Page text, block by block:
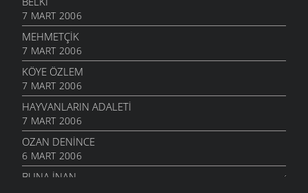
7 MART 2006
MEHMETÇIK
7 MART 2006
KÖYE ÖZLEM
7 MART 2006
HAYVANLARIN ADALETI
7 MART 2006
OZAN DENINCE
6 MART 2006
BUNA İNAN